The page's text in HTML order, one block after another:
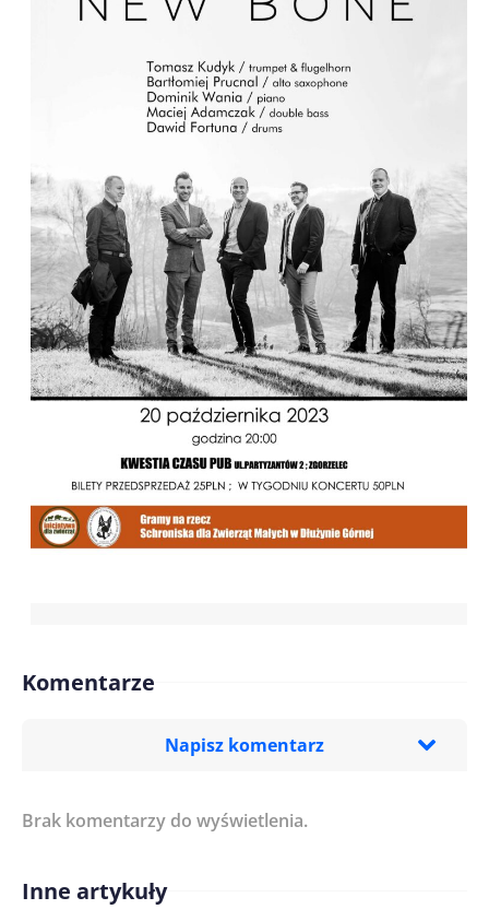
Komentarze
Napisz komentarz
Treść komentarza*
Imię/ Nick*
Brak komentarzy do wyświetlenia.
Inne artykuły